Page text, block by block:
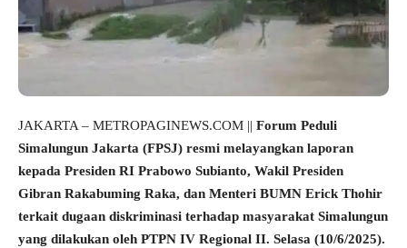
JAKARTA – METROPAGINEWS.COM || Forum Peduli
Simalungun Jakarta (FPSJ) resmi melayangkan laporan
kepada Presiden RI Prabowo Subianto, Wakil Presiden
Gibran Rakabuming Raka, dan Menteri BUMN Erick Thohir
terkait dugaan diskriminasi terhadap masyarakat Simalungun
yang dilakukan oleh PTPN IV Regional II. Selasa (10/6/2025).